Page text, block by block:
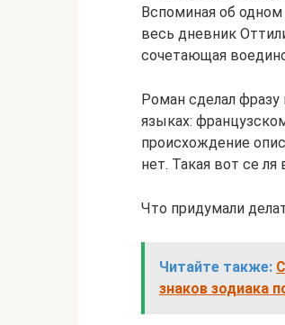
Вспоминая об одном
весь дневник
сочетающая
Роман сделал фразу
языках:
происхождение
нет. Такая вот се ля
Что придумали
Читайте также:
знаков зодиака